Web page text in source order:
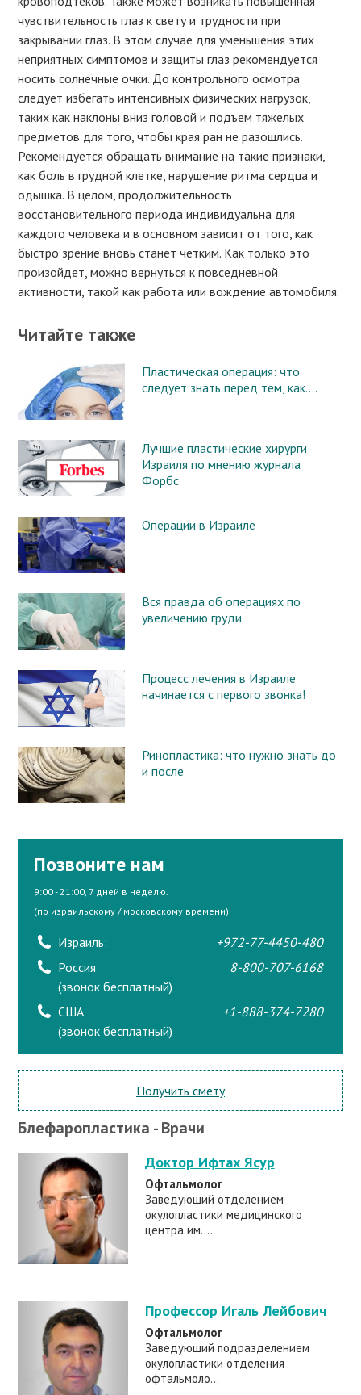
чувствительность глаз к свету и трудности при
закрывании глаз. В этом случае для уменьшения этих
неприятных симптомов и защиты глаз рекомендуется
носить солнечные очки. До контрольного осмотра
следует избегать интенсивных физических нагрузок,
таких как наклоны вниз головой и подъем тяжелых
предметов для того, чтобы края ран не разошлись.
Рекомендуется обращать внимание на такие признаки,
как боль в грудной клетке, нарушение ритма сердца и
одышка. В целом, продолжительность
восстановительного периода индивидуальна для
каждого человека и в основном зависит от того, как
быстро зрение вновь станет четким. Как только это
произойдет, можно вернуться к повседневной
активности, такой как работа или вождение автомобиля.
Читайте также
Пластическая операция: что
следует знать перед тем, как….
Лучшие пластические хирурги
Израиля по мнению журнала
Форбс
Операции в Израиле
Вся правда об операциях по
увеличению груди
Процесс лечения в Израиле
начинается с первого звонка!
Ринопластика: что нужно знать до
и после
Позвоните нам
9:00 - 21:00, 7 дней в неделю.
(по израильскому / московскому времени)
Израиль:
+972-77-4450-480
Россия
(звонок бесплатный)
8-800-707-6168
США
(звонок бесплатный)
+1-888-374-7280
Получить смету
Блефаропластика - Врачи
Доктор Ифтах Ясур
Офтальмолог
Заведующий отделением
окулопластики медицинского
центра им....
Профессор Игаль Лейбович
Офтальмолог
Заведующий подразделением
окулопластики отделения
офтальмоло...